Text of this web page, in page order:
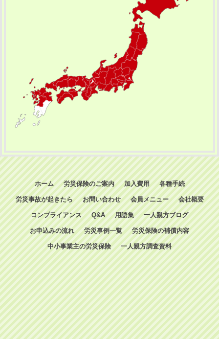
ホーム 労災保険のご案内 加入費用 各種手続
労災事故が起きたら お問い合わせ 会員メニュー 会社概要
コンプライアンス Q&A 用語集 一人親方ブログ
お申込みの流れ 労災事例一覧 労災保険の補償内容
中小事業主の労災保険 一人親方調査資料